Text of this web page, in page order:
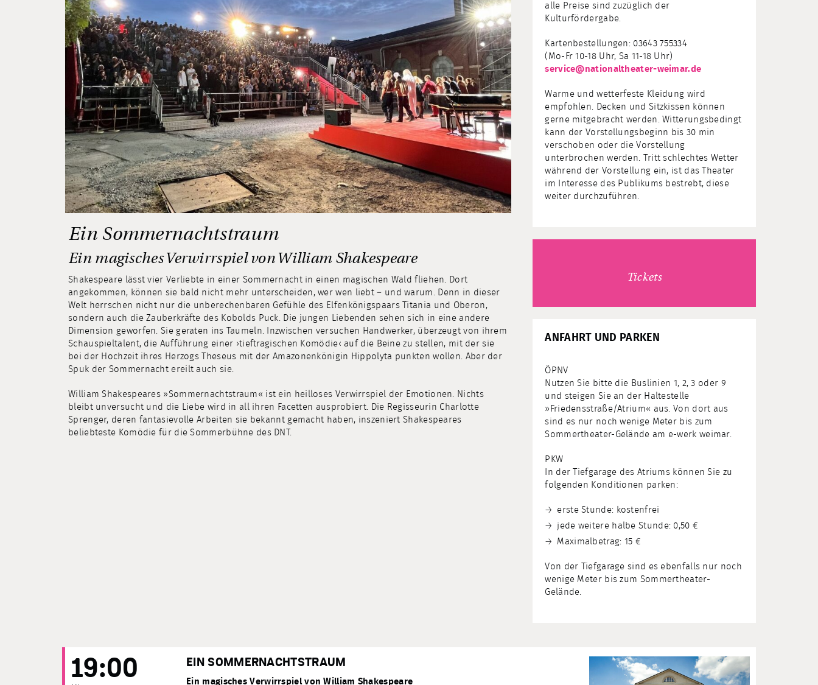
Ein Sommernachtstraum
Ein magisches Verwirrspiel von William Shakespeare
Shakespeare lässt vier Verliebte in einer Sommernacht in einen magischen Wald fliehen. Dort
angekommen, können sie bald nicht mehr unterscheiden, wer wen liebt – und warum. Denn in dieser
Welt herrschen nicht nur die unberechenbaren Gefühle des Elfenkönigspaars Titania und Oberon,
sondern auch die Zauberkräfte des Kobolds Puck. Die jungen Liebenden sehen sich in eine andere
Dimension geworfen. Sie geraten ins Taumeln. Inzwischen versuchen Handwerker, überzeugt von ihrem
Schauspieltalent, die Aufführung einer ›tieftragischen Komödie‹ auf die Beine zu stellen, mit der sie
bei der Hochzeit ihres Herzogs Theseus mit der Amazonenkönigin Hippolyta punkten wollen. Aber der
Spuk der Sommernacht ereilt auch sie.
William Shakespeares »Sommernachtstraum« ist ein heilloses Verwirrspiel der Emotionen. Nichts
bleibt unversucht und die Liebe wird in all ihren Facetten ausprobiert. Die Regisseurin Charlotte
Sprenger, deren fantasievolle Arbeiten sie bekannt gemacht haben, inszeniert Shakespeares
beliebteste Komödie für die Sommerbühne des DNT.
alle Preise sind zuzüglich der
Kulturfördergabe.
Kartenbestellungen: 03643 755334
(Mo-Fr 10-18 Uhr, Sa 11-18 Uhr)
service@nationaltheater-weimar.de
Warme und wetterfeste Kleidung wird
empfohlen. Decken und Sitzkissen können
gerne mitgebracht werden. Witterungsbedingt
kann der Vorstellungsbeginn bis 30 min
verschoben oder die Vorstellung
unterbrochen werden. Tritt schlechtes Wetter
während der Vorstellung ein, ist das Theater
im Interesse des Publikums bestrebt, diese
weiter durchzuführen.
Tickets
ANFAHRT UND PARKEN
ÖPNV
Nutzen Sie bitte die Buslinien 1, 2, 3 oder 9
und steigen Sie an der Haltestelle
»Friedensstraße/Atrium« aus. Von dort aus
sind es nur noch wenige Meter bis zum
Sommertheater-Gelände am e-werk weimar.
PKW
In der Tiefgarage des Atriums können Sie zu
folgenden Konditionen parken:
erste Stunde: kostenfrei
jede weitere halbe Stunde: 0,50 €
Maximalbetrag: 15 €
Von der Tiefgarage sind es ebenfalls nur noch
wenige Meter bis zum Sommertheater-
Gelände.
19:00 EIN SOMMERNACHTSTRAUM
Ein magisches Verwirrspiel von William Shakespeare